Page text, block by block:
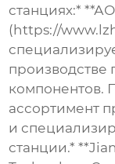
станциях:*
(https://
производстве
компонентов.
ассортимент
и
станции.*